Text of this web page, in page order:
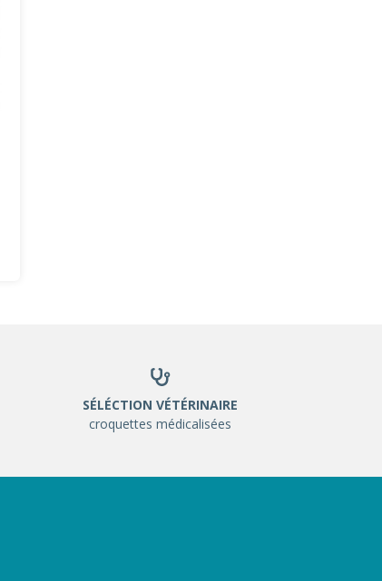
SÉLÉCTION VÉTÉRINAIRE
croquettes médicalisées